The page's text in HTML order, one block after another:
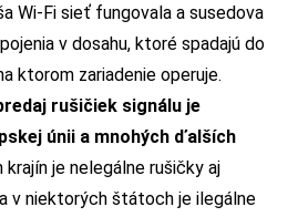
Wi-Fi sieť fungovala a susedova
v dosahu, ktoré spadajú do
ktorom zariadenie operuje.
rušičiek signálu je
únii a mnohých ďalších
je nelegálne rušičky aj
v niektorých štátoch je ilegálne